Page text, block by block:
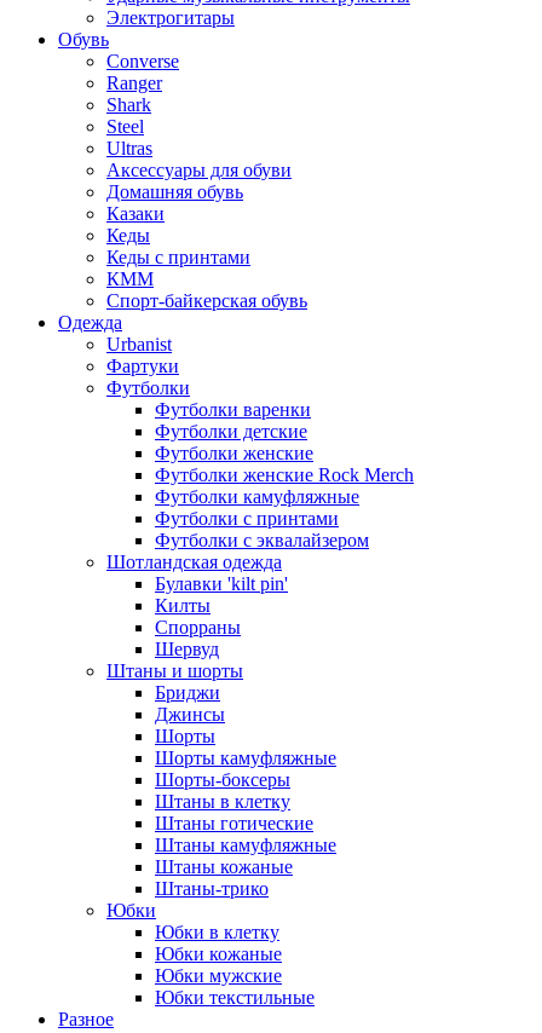
Электрогитары
Обувь
Converse
Ranger
Shark
Steel
Ultras
Аксессуары для обуви
Домашняя обувь
Казаки
Кеды
Кеды с принтами
КММ
Спорт-байкерская обувь
Одежда
Urbanist
Фартуки
Футболки
Футболки варенки
Футболки детские
Футболки женские
Футболки женские Rock Merch
Футболки камуфляжные
Футболки с принтами
Футболки с эквалайзером
Шотландская одежда
Булавки 'kilt pin'
Килты
Спорраны
Шервуд
Штаны и шорты
Бриджи
Джинсы
Шорты
Шорты камуфляжные
Шорты-боксеры
Штаны в клетку
Штаны готические
Штаны камуфляжные
Штаны кожаные
Штаны-трико
Юбки
Юбки в клетку
Юбки кожаные
Юбки мужские
Юбки текстильные
Разное